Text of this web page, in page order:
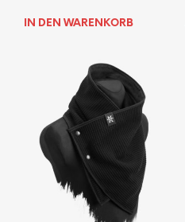
IN DEN WARENKORB